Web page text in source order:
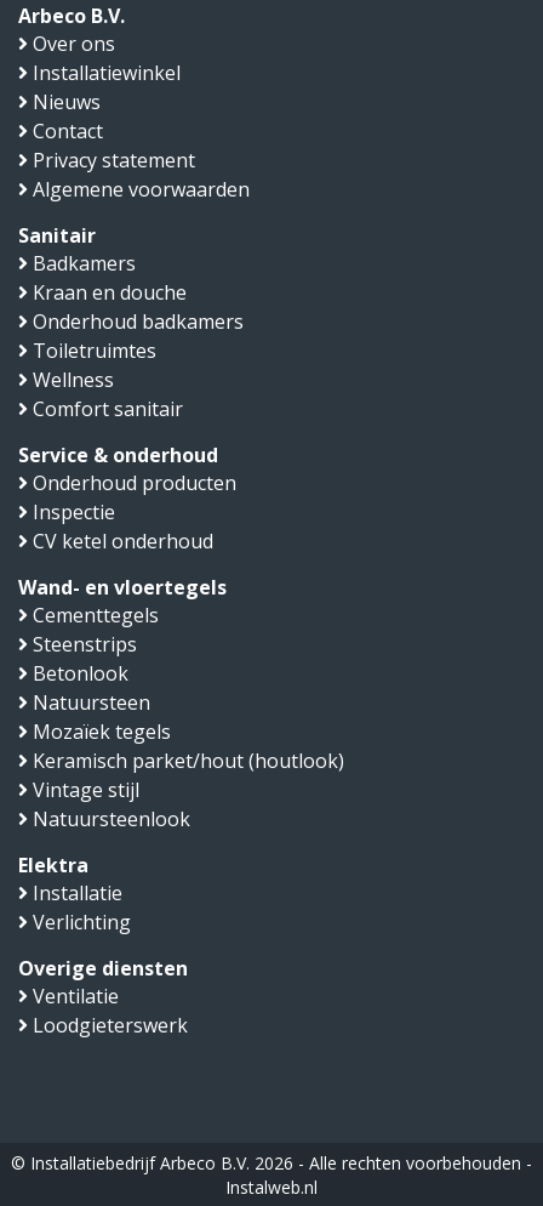
Arbeco B.V.
Over ons
Installatiewinkel
Nieuws
Contact
Privacy statement
Algemene voorwaarden
Sanitair
Badkamers
Kraan en douche
Onderhoud badkamers
Toiletruimtes
Wellness
Comfort sanitair
Service & onderhoud
Onderhoud producten
Inspectie
CV ketel onderhoud
Wand- en vloertegels
Cementtegels
Steenstrips
Betonlook
Natuursteen
Mozaïek tegels
Keramisch parket/hout (houtlook)
Vintage stijl
Natuursteenlook
Elektra
Installatie
Verlichting
Overige diensten
Ventilatie
Loodgieterswerk
© Installatiebedrijf Arbeco B.V. 2026 - Alle rechten voorbehouden -
Instalweb.nl